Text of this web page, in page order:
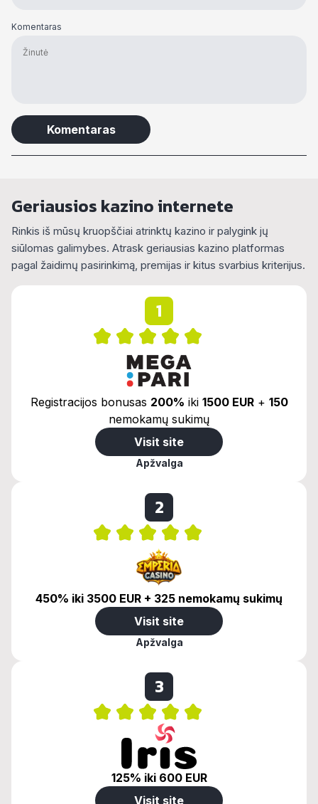
Komentaras
Geriausios kazino internete
Rinkis iš mūsų kruopščiai atrinktų kazino ir palygink jų
siūlomas galimybes. Atrask geriausias kazino platformas
pagal žaidimų pasirinkimą, premijas ir kitus svarbius kriterijus.
1
Registracijos bonusas 200% iki 1500 EUR+ 150
nemokamų sukimų
Visit site
Apžvalga
2
450% iki 3500 EUR + 325 nemokamų sukimų
Visit site
Apžvalga
3
125% iki 600 EUR
Visit site